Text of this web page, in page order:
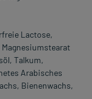
Lactose,
Talkum,
Arabisches
Bienenwachs,